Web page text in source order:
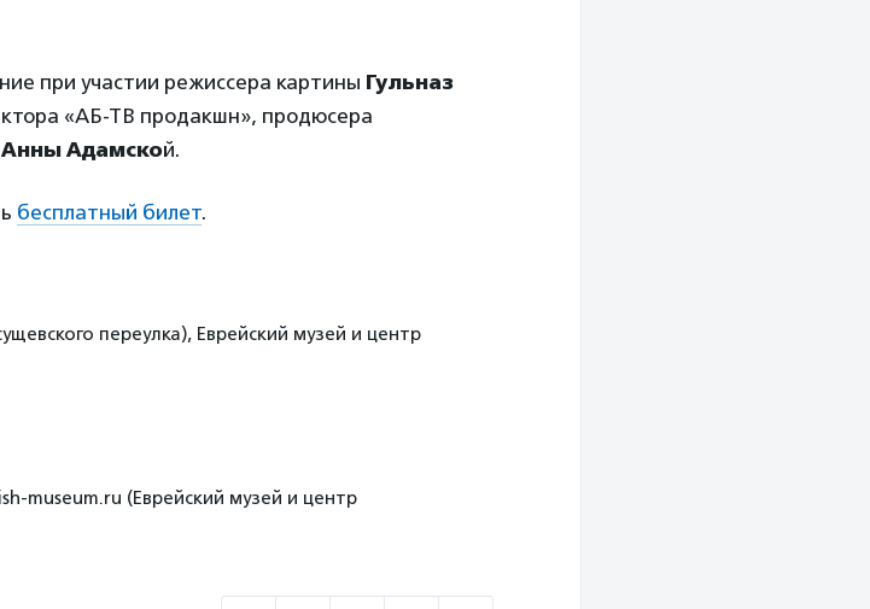
при участии режиссера картины Гульназ
«АБ-ТВ продакшн», продюсера
Анны Адамской.
бесплатный билет.
переулка), Еврейский музей и центр
museum.ru (Еврейский музей и центр